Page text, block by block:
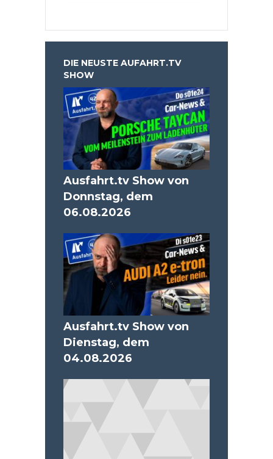
DIE NEUSTE AUFAHRT.TV
SHOW
Ausfahrt.tv Show von
Donnstag, dem
06.08.2026
Ausfahrt.tv Show von
Dienstag, dem
04.08.2026